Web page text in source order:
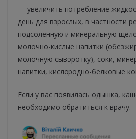
— увеличить потребление
день для взрослых, в частности
подсоленную и минеральную
молочно-кислые напитки
молочную сыворотку), соки,
напитки, кислородно-белковые
Если у вас появилась одышка,
необходимо обратиться к врачу.